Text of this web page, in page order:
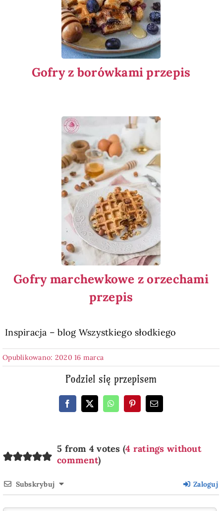
Gofry z borówkami przepis
Gofry marchewkowe z orzechami
przepis
Inspiracja – blog Wszystkiego słodkiego
Opublikowano: 2020 16 marca
Podziel się przepisem
5 from 4 votes (4 ratings without
comment)
Subskrybuj Zaloguj